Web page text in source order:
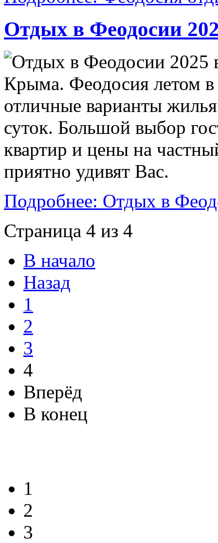
Отдых в Феодосии
Отдых в Феодосии 2025
Крыма. Феодосия летом
отличные варианты
суток. Большой выбор
квартир и цены на
приятно удивят Вас.
Подробнее: Отдых в
Страница 4 из 4
В начало
Назад
1
2
3
4
Вперёд
В конец
1
2
3